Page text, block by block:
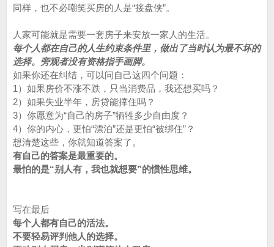
同样，也不必嘲笑买房的人是“接盘侠”。
人家可能就是需要一套房子来安放一家人的生活。
每个人都在自己的人生约束条件里，做出了当时认为最不坏的
选择。旁观者没有资格指手画脚。
如果你还在纠结，可以问自己这四个问题：
1）如果房价不涨不跌，只当消费品，我还想买吗？
2）如果失业半年，房贷能撑住吗？
3）你愿意为“自己的房子”牺牲多少自由度？
4）你的内心，更怕“漂泊”还是更怕“被绑住”？
想清楚这些，你就知道答案了。
有自己的答案是最重要的。
最怕的是“别人有，我也就想要”的惯性思维。
写在最后
每个人都有自己的活法。
不要轻易评判他人的选择。